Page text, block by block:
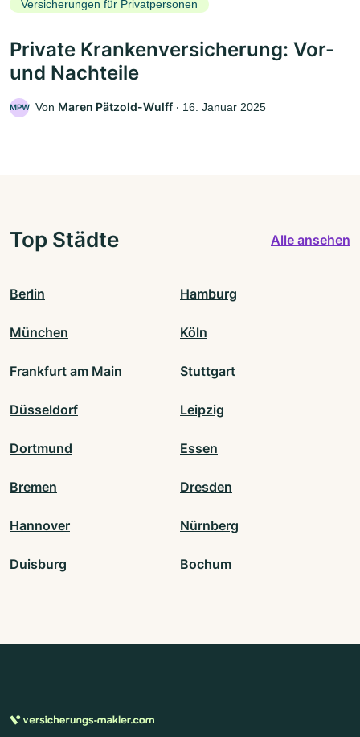
Versicherungen für Privatpersonen
Private Krankenversicherung: Vor-
und Nachteile
MPW Von Maren Pätzold-Wulff ‧ 16. Januar 2025
Top Städte Alle ansehen
Berlin Hamburg
München Köln
Frankfurt am Main Stuttgart
Düsseldorf Leipzig
Dortmund Essen
Bremen Dresden
Hannover Nürnberg
Duisburg Bochum